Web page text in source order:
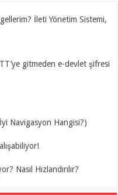
İleti Yönetim Sistemi,
gitmeden e-devlet şifresi
Navigasyon Hangisi?)
Nasıl Hızlandırılır?